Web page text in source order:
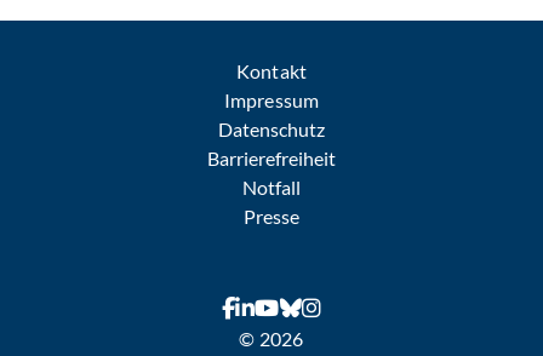
Kontakt
Impressum
Datenschutz
Barrierefreiheit
Notfall
Presse
© 2026